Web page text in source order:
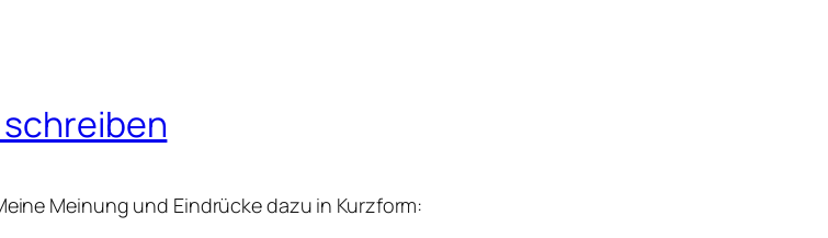
schreiben
Meinung und Eindrücke dazu in Kurzform: